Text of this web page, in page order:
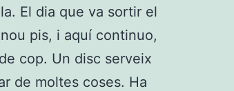
El dia que va sortir el
pis, i aquí continuo,
cop. Un disc serveix
de moltes coses. Ha